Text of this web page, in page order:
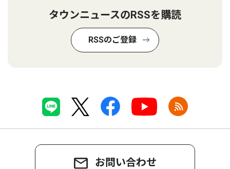
タウンニュースのRSSを購読
RSSのご登録
お問い合わせ